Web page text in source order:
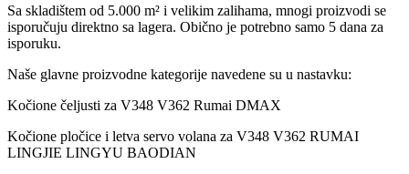
Sa skladištem od 5.000 m² i velikim zalihama, mnogi proizvodi se
isporučuju direktno sa lagera. Obično je potrebno samo 5 dana za
isporuku.
Naše glavne proizvodne kategorije navedene su u nastavku:
Kočione čeljusti za V348 V362 Rumai DMAX
Kočione pločice i letva servo volana za V348 V362 RUMAI
LINGJIE LINGYU BAODIAN